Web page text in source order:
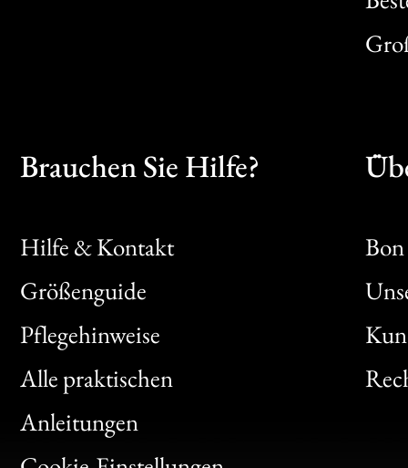
Brauchen Sie Hilfe?
Hilfe & Kontakt
Größenguide
Pflegehinweise
Alle praktischen
Anleitungen
Bon
Clic